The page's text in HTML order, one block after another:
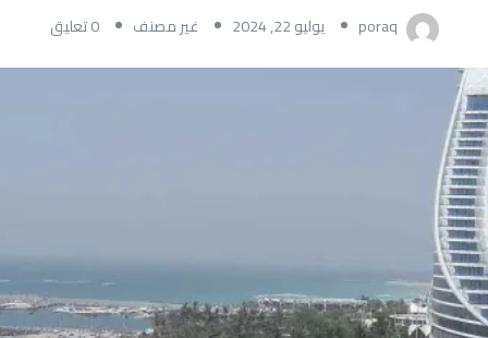
poraq يوليو 22, 2024 غير مصنف 0 تعليق